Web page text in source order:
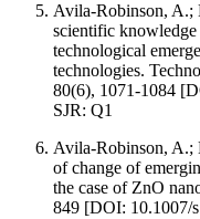
Avila-Robinson,
scientific knowledge
technological
technologies.
80(6), 1071-1084
SJR: Q1
Avila-Robinson, A.;
of change of
the case of ZnO
849 [DOI: 10.1007/